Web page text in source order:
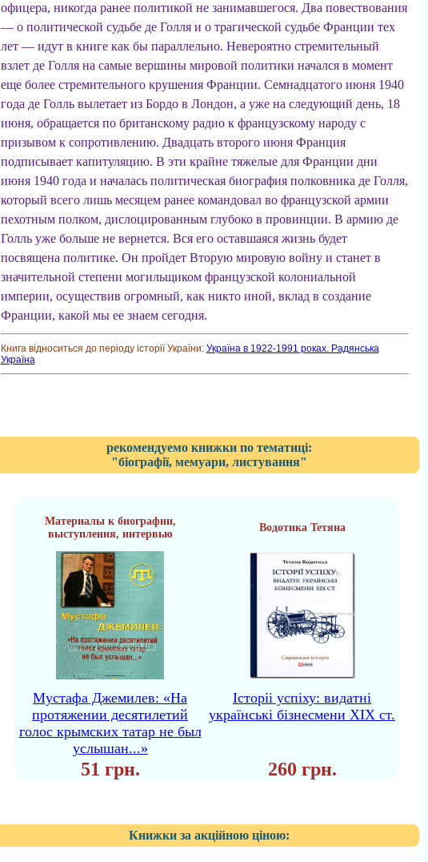
офицера, никогда ранее политикой не занимавшегося. Два повествования
— о политической судьбе де Голля и о трагической судьбе Франции тех
лет — идут в книге как бы параллельно. Невероятно стремительный
взлет де Голля на самые вершины мировой политики начался в момент
еще более стремительного крушения Франции. Семнадцатого июня 1940
года де Голль вылетает из Бордо в Лондон, а уже на следующий день, 18
июня, обращается по британскому радио к французскому народу с
призывом к сопротивлению. Двадцать второго июня Франция
подписывает капитуляцию. В эти крайне тяжелые для Франции дни
июня 1940 года и началась политическая биография полковника де Голля,
который всего лишь месяцем ранее командовал во французской армии
пехотным полком, дислоцированным глубоко в провинции. В армию де
Голль уже больше не вернется. Вся его оставшаяся жизнь будет
посвящена политике. Он пройдет Вторую мировую войну и станет в
значительной степени могильщиком французской колониальной
империи, осуществив огромный, как никто иной, вклад в создание
Франции, какой мы ее знаем сегодня.
Книга відноситься до періоду історії України: Україна в 1922-1991 роках. Радянська
Україна
рекомендуемо книжки по тематиці:
"біографії, мемуари, листування"
Материалы к биографии,
выступления, интервью
Водотика Тетяна
Мустафа Джемилев: «На
протяжении десятилетий
голос крымских татар не был
услышан...»
Iсторii успiху: видатні
українські бізнесмени ХІХ ст.
51 грн. 260 грн.
Книжки за акційною ціною: